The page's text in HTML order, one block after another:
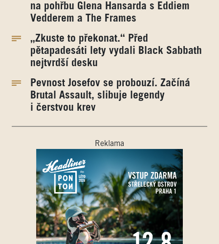
na pohřbu Glena Hansarda s Eddiem
Vedderem a The Frames
„Zkuste to překonat.“ Před
pětapadesáti lety vydali Black Sabbath
nejtvrdší desku
Pevnost Josefov se probouzí. Začíná
Brutal Assault, slibuje legendy
i čerstvou krev
Reklama